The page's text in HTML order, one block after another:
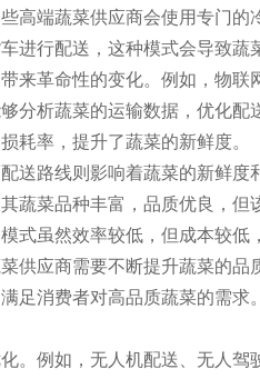
端蔬菜供应商会使用专门
行配送，这种模式会导致蔬
革命性的变化。例如，物
析蔬菜的运输数据，优化
耗率，提升了蔬菜的新鲜度。
路线则影响着蔬菜的新鲜
菜品种丰富，品质优良，
虽然效率较低，但成本较低
应商需要不断提升蔬菜的
消费者对高品质蔬菜的需
例如，无人机配送、无人